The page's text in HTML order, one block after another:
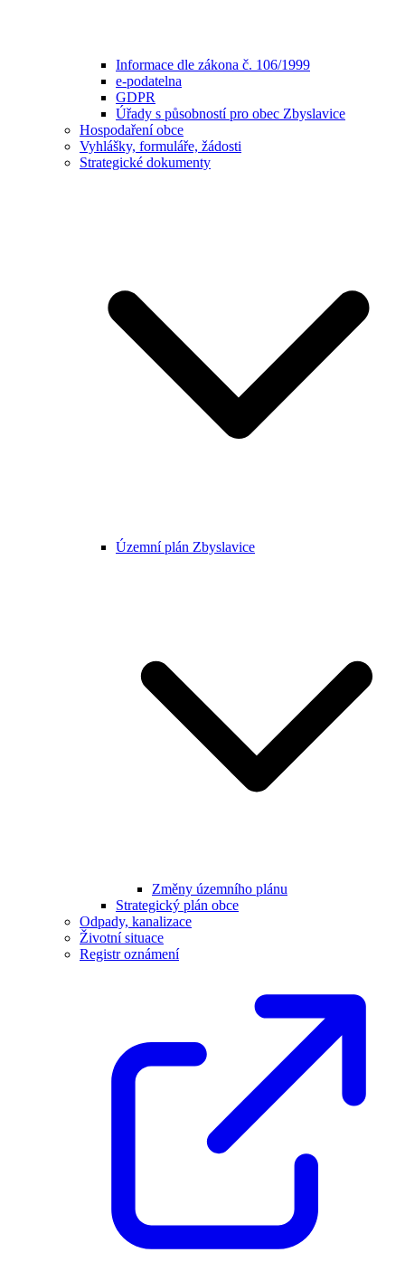
Informace dle zákona č. 106/1999
e-podatelna
GDPR
Úřady s působností pro obec Zbyslavice
Hospodaření obce
Vyhlášky, formuláře, žádosti
Strategické dokumenty
Územní plán Zbyslavice
Změny územního plánu
Strategický plán obce
Odpady, kanalizace
Životní situace
Registr oznámení